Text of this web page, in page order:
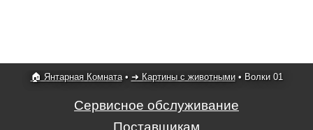
🏠 Янтарная Комната• ➜ Картины с животными• Волки 01
Сервисное обслуживание